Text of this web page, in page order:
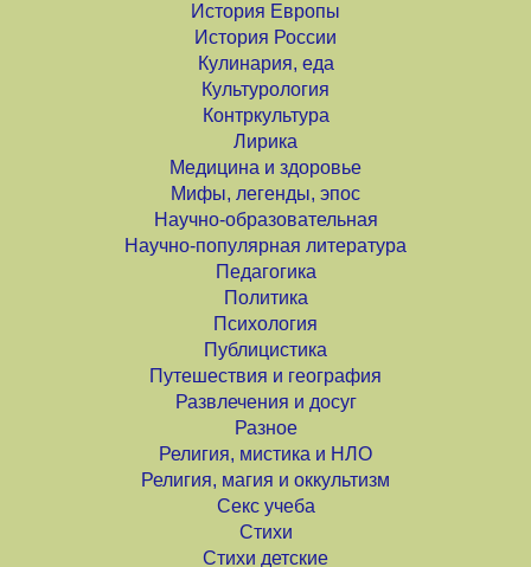
История Европы
История России
Кулинария, еда
Культурология
Контркультура
Лирика
Медицина и здоровье
Мифы, легенды, эпос
Научно-образовательная
Научно-популярная литература
Педагогика
Политика
Психология
Публицистика
Путешествия и география
Развлечения и досуг
Разное
Религия, мистика и НЛО
Религия, магия и оккультизм
Секс учеба
Стихи
Стихи детские